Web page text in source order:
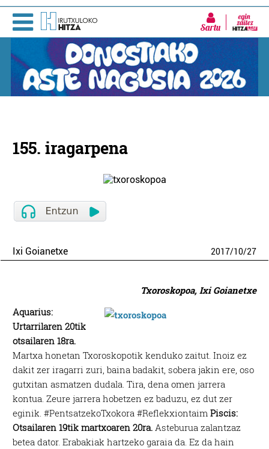
Sartu
155. iragarpena
Ixi Goianetxe 2017/10/27
Txoroskopoa, Ixi Goianetxe
Aquarius:
Urtarrilaren 20tik
otsailaren 18ra.
Martxa honetan Txoroskopotik kenduko zaitut. Inoiz ez
dakit zer iragarri zuri, baina badakit, sobera jakin ere, oso
gutxitan asmatzen dudala. Tira, dena omen jarrera
kontua. Zeure jarrera hobetzen ez baduzu, ez dut zer
eginik. #PentsatzekoTxokora #ReflekxiontaimPiscis:
Otsailaren 19tik martxoaren 20ra. Asteburua zalantzaz
betea dator. Erabakiak hartzeko garaia da. Ez da hain